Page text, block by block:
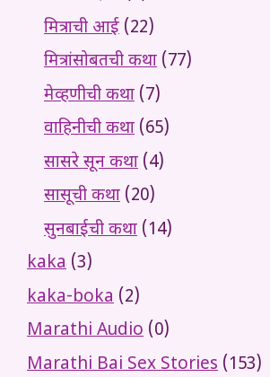
मित्राची आई (22)
मित्रांसोबतची कथा (77)
मेव्हणीची कथा (7)
वाहिनीची कथा (65)
सासरे सून कथा (4)
सासूची कथा (20)
सुनबाईची कथा (14)
kaka (3)
kaka-boka (2)
Marathi Audio (0)
Marathi Bai Sex Stories (153)